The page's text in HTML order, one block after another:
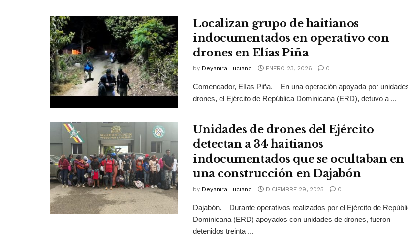
Localizan grupo de haitianos
indocumentados en operativo con
drones en Elías Piña
by Deyanira Luciano ENERO 23, 2026 0
Comendador, Elías Piña. – En una operación apoyada por
drones, el Ejército de República Dominicana (ERD), detuvo a ...
Unidades de drones del Ejército
detectan a 34 haitianos
indocumentados que se ocultaban en
una construcción en Dajabón
by Deyanira Luciano DICIEMBRE 29, 2025 0
Dajabón. – Durante operativos realizados por el Ejército de
Dominicana (ERD) apoyados con unidades de drones, fueron
detenidos treinta ...